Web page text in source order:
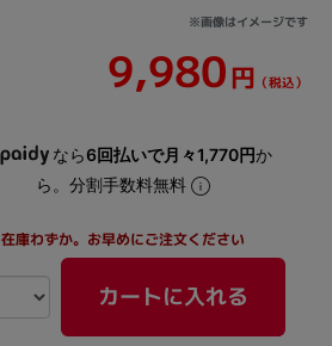
※画像はイメージです
9,980円 （税込）
なら6回払いで月々1,770円か
ら。分割手数料無料
在庫わずか。お早めにご注文ください
カートに入れる